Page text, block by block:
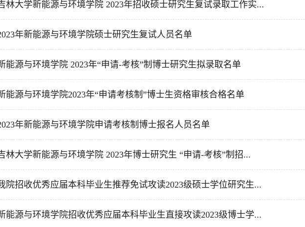
林大学新能源与环境学院 2023年招收硕士研究生复试录取工作实...
年新能源与环境学院硕士研究生复试人员名单
能源与环境学院 2023年“申请-考核”制博士研究生拟录取名单
能源与环境学院2023年“申请考核制”博士生资格审核合格名单
年新能源与环境学院申请考核制博士报名人员名单
林大学新能源与环境学院 2023年博士研究生 “申请-考核”制招...
院招收优秀应届本科毕业生推荐免试攻读2023级硕士学位研究生...
能源与环境学院招收优秀应届本科毕业生直接攻读2023级博士学...